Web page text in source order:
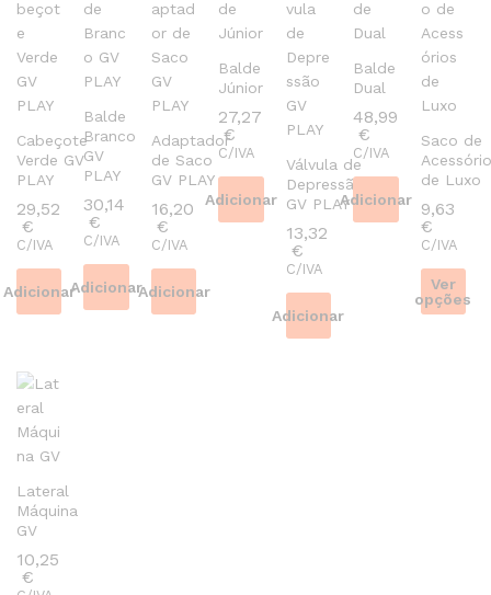
Cabeçote
Verde GV
PLAY
29,52
€
C/IVA
Adicionar
Balde
Branco
GV
PLAY
30,14
€
C/IVA
Adicionar
Adaptador
de Saco
GV PLAY
16,20
€
C/IVA
Adicionar
Balde
Júnior
27,27
€
C/IVA
Adicionar
Válvula de
Depressão
GV PLAY
13,32
€
C/IVA
Adicionar
Balde
Dual
48,99
€
C/IVA
Adicionar
Saco de
de Luxo
9,63
€
C/IVA
Ver
opções
Lateral
Máquina
GV
10,25
€